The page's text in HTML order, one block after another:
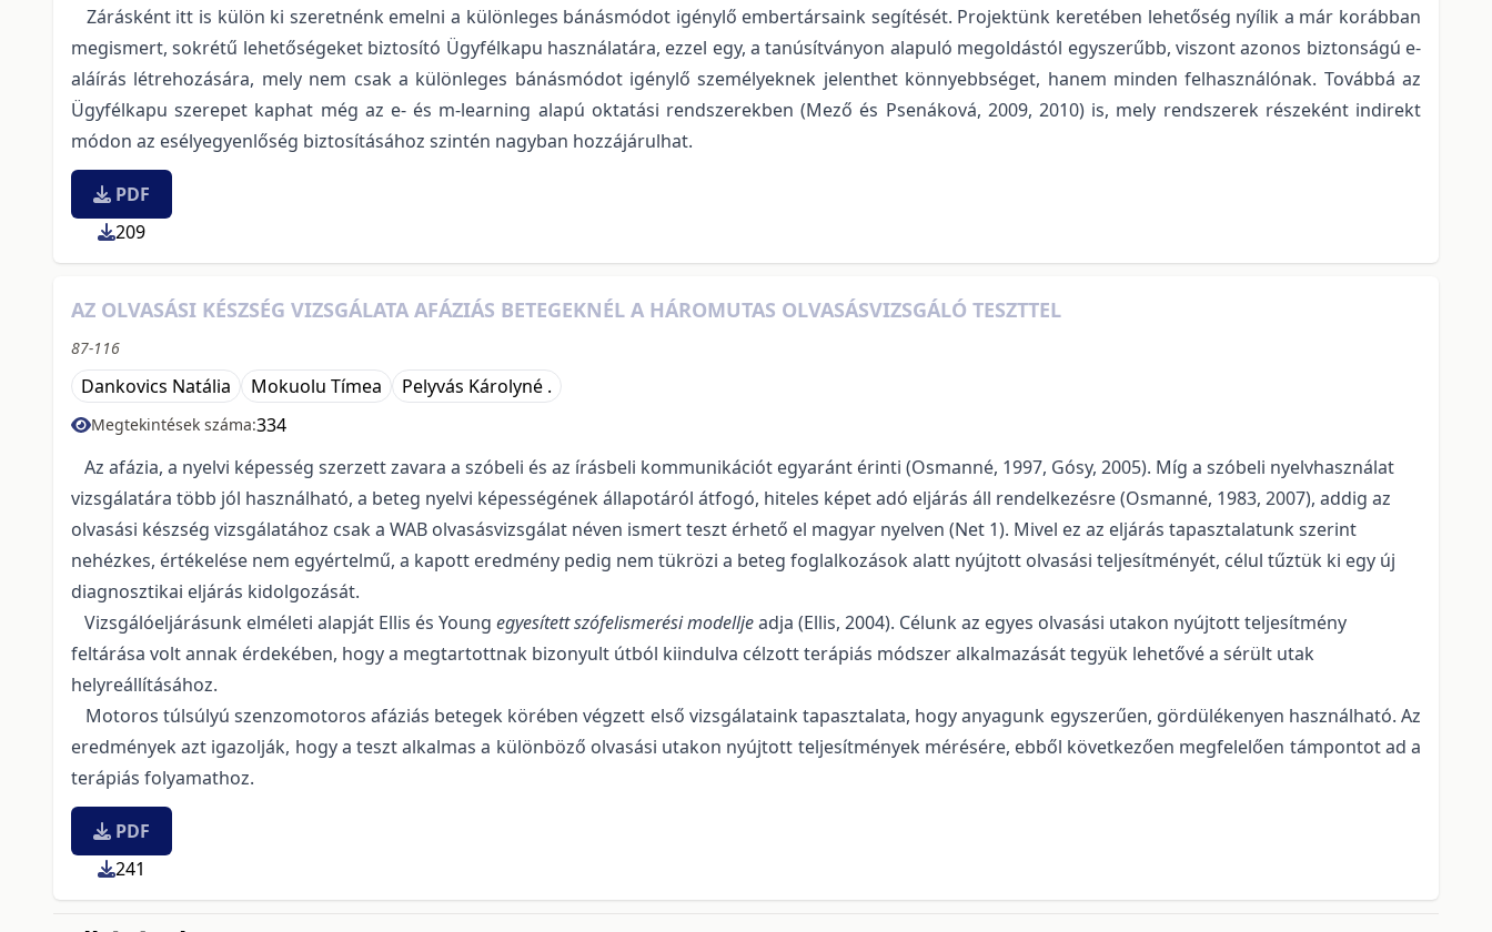
Zárásként itt is külön ki szeretnénk emelni a különleges bánásmódot igénylő embertársaink segítését. Projektünk keretében lehetőség nyílik a már korábban
megismert, sokrétű lehetőségeket biztosító Ügyfélkapu használatára, ezzel egy, a tanúsítványon alapuló megoldástól egyszerűbb, viszont azonos biztonságú e-
aláírás létrehozására, mely nem csak a különleges bánásmódot igénylő személyeknek jelenthet könnyebbséget, hanem minden felhasználónak. Továbbá az
Ügyfélkapu szerepet kaphat még az e- és m-learning alapú oktatási rendszerekben (Mező és Psenáková, 2009, 2010) is, mely rendszerek részeként indirekt
módon az esélyegyenlőség biztosításához szintén nagyban hozzájárulhat.
PDF
209
AZ OLVASÁSI KÉSZSÉG VIZSGÁLATA AFÁZIÁS BETEGEKNÉL A HÁROMUTAS OLVASÁSVIZSGÁLÓ TESZTTEL
87-116
Dankovics Natália Mokuolu Tímea Pelyvás Károlyné .
Megtekintések száma:334
Az afázia, a nyelvi képesség szerzett zavara a szóbeli és az írásbeli kommunikációt egyaránt érinti (Osmanné, 1997, Gósy, 2005). Míg a szóbeli nyelvhasználat
vizsgálatára több jól használható, a beteg nyelvi képességének állapotáról átfogó, hiteles képet adó eljárás áll rendelkezésre (Osmanné, 1983, 2007), addig az
olvasási készség vizsgálatához csak a WAB olvasásvizsgálat néven ismert teszt érhető el magyar nyelven (Net 1). Mivel ez az eljárás tapasztalatunk szerint
nehézkes, értékelése nem egyértelmű, a kapott eredmény pedig nem tükrözi a beteg foglalkozások alatt nyújtott olvasási teljesítményét, célul tűztük ki egy új
diagnosztikai eljárás kidolgozását.
Vizsgálóeljárásunk elméleti alapját Ellis és Young egyesített szófelismerési modelljeadja (Ellis, 2004). Célunk az egyes olvasási utakon nyújtott teljesítmény
feltárása volt annak érdekében, hogy a megtartottnak bizonyult útból kiindulva célzott terápiás módszer alkalmazását tegyük lehetővé a sérült utak
helyreállításához.
Motoros túlsúlyú szenzomotoros afáziás betegek körében végzett első vizsgálataink tapasztalata, hogy anyagunk egyszerűen, gördülékenyen használható. Az
eredmények azt igazolják, hogy a teszt alkalmas a különböző olvasási utakon nyújtott teljesítmények mérésére, ebből következően megfelelően támpontot ad a
terápiás folyamathoz.
PDF
241